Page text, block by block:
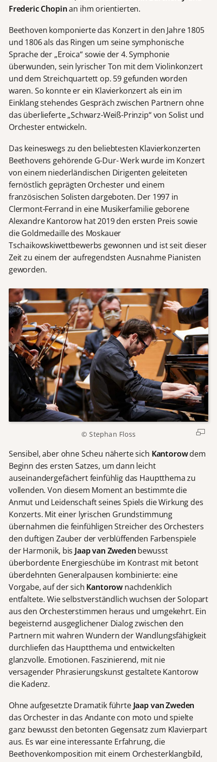
Frederic Chopinan ihm orientierten.
Beethoven komponierte das Konzert in den Jahre 1805
und 1806 als das Ringen um seine symphonische
Sprache der „Eroica“ sowie der 4. Symphonie
überwunden, sein lyrischer Ton mit dem Violinkonzert
und dem Streichquartett op. 59 gefunden worden
waren. So konnte er ein Klavierkonzert als ein im
Einklang stehendes Gespräch zwischen Partnern ohne
das überlieferte „Schwarz-Weiß-Prinzip“ von Solist und
Orchester entwickeln.
Das keineswegs zu den beliebtesten Klavierkonzerten
Beethovens gehörende G-Dur- Werk wurde im Konzert
von einem niederländischen Dirigenten geleiteten
fernöstlich geprägten Orchester und einem
französischen Solisten dargeboten. Der 1997 in
Clermont-Ferrand in eine Musikerfamilie geborene
Alexandre Kantorow hat 2019 den ersten Preis sowie
die Goldmedaille des Moskauer
Tschaikowskiwettbewerbs gewonnen und ist seit dieser
Zeit zu einem der aufregendsten Ausnahme Pianisten
geworden.
© Stephan Floss
Sensibel, aber ohne Scheu näherte sich Kantorowdem
Beginn des ersten Satzes, um dann leicht
auseinandergefächert feinfühlig das Hauptthema zu
vollenden. Von diesem Moment an bestimmte die
Anmut und Leidenschaft seines Spiels die Wirkung des
Konzerts. Mit einer lyrischen Grundstimmung
übernahmen die feinfühligen Streicher des Orchesters
den duftigen Zauber der verblüffenden Farbenspiele
der Harmonik, bis Jaap van Zwedenbewusst
überbordente Energieschübe im Kontrast mit betont
überdehnten Generalpausen kombinierte: eine
Vorgabe, auf der sich Kantorow nachdenklich
entfaltete. Wie selbstverständlich wuchsen der Solopart
aus den Orchesterstimmen heraus und umgekehrt. Ein
begeisternd ausgeglichener Dialog zwischen den
Partnern mit wahren Wundern der Wandlungsfähigkeit
durchliefen das Hauptthema und entwickelten
glanzvolle. Emotionen. Faszinierend, mit nie
versagender Phrasierungskunst gestaltete Kantorow
die Kadenz.
Ohne aufgesetzte Dramatik führte Jaap van Zweden
das Orchester in das Andante con moto und spielte
ganz bewusst den betonten Gegensatz zum Klavierpart
aus. Es war eine interessante Erfahrung, die
Beethovenkomposition mit einem Orchesterklangbild,